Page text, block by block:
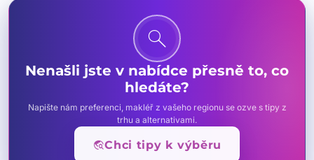
search
Nenašli jste v nabídce přesně to, co
hledáte?
Napište nám preferenci, makléř z vašeho regionu se ozve s tipy z
trhu a alternativami.
travel_exploreChci tipy k výběru